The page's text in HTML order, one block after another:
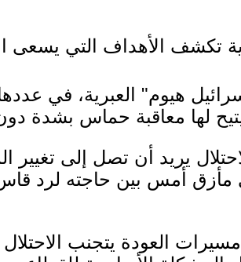
تكشف الأهداف التي يسعى
هيوم" العبرية، في عددها
يتيح لها معاقبة حماس بشدة
يريد أن تصل إلى تغيير
مأزق أمس بين حاجته لرد
مسيرات العودة يتجنب